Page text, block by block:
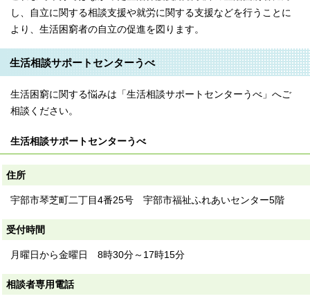
し、自立に関する相談支援や就労に関する支援などを行うことに
より、生活困窮者の自立の促進を図ります。
生活相談サポートセンターうべ
生活困窮に関する悩みは「生活相談サポートセンターうべ」へご
相談ください。
生活相談サポートセンターうべ
住所
宇部市琴芝町二丁目4番25号 宇部市福祉ふれあいセンター5階
受付時間
月曜日から金曜日 8時30分～17時15分
相談者専用電話